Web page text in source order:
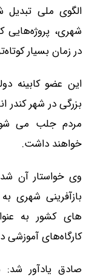
الگوی ملی
شهری، پروژه‌هایی
در زمان بسیار
این عضو کابینه
بزرگی در شهر کندر
مردم جلب می
خواهند داشت.
وی خواستار آن شد
های کشور به
کارگاه‌های آموزشی
صادق یادآور